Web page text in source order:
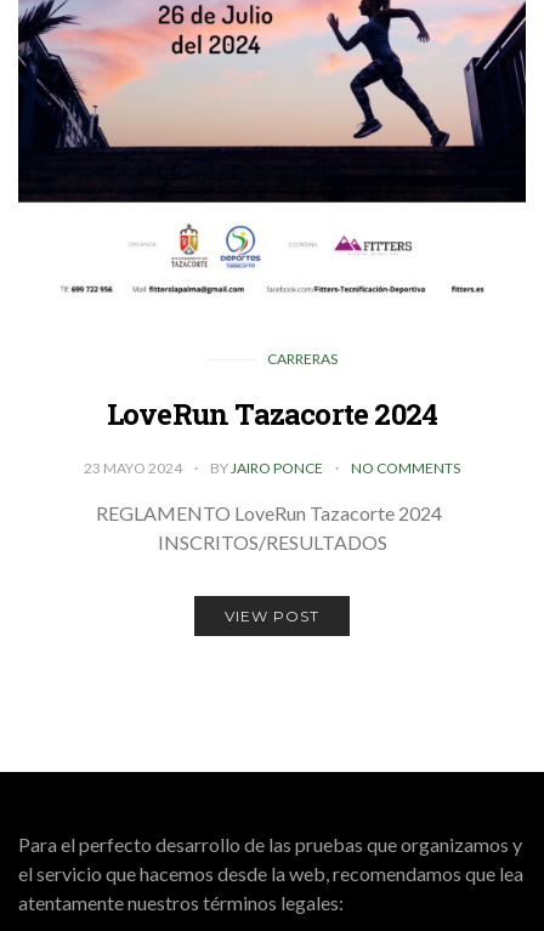
CARRERAS
LoveRun Tazacorte 2024
23 MAYO 2024 BY JAIRO PONCE NO COMMENTS
REGLAMENTO LoveRun Tazacorte 2024
INSCRITOS/RESULTADOS
VIEW POST
Para el perfecto desarrollo de las pruebas que organizamos y
el servicio que hacemos desde la web, recomendamos que lea
atentamente nuestros términos legales: